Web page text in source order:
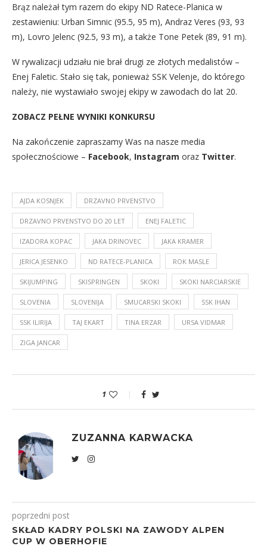
Brąz należał tym razem do ekipy ND Ratece-Planica w
zestawieniu: Urban Simnic (95.5, 95 m), Andraz Veres (93, 93
m), Lovro Jelenc (92.5, 93 m), a także Tone Petek (89, 91 m).
W rywalizacji udziału nie brał drugi ze złotych medalistów –
Enej Faletic. Stało się tak, ponieważ SSK Velenje, do którego
należy, nie wystawiało swojej ekipy w zawodach do lat 20.
ZOBACZ PEŁNE WYNIKI KONKURSU
Na zakończenie zapraszamy Was na nasze media
społecznościowe – Facebook, Instagram oraz Twitter.
AJDA KOSNJEK DRZAVNO PRVENSTVO
DRZAVNO PRVENSTVO DO 20 LET ENEJ FALETIC
IZADORA KOPAC JAKA DRINOVEC JAKA KRAMER
JERICA JESENKO ND RATECE-PLANICA ROK MASLE
SKIJUMPING SKISPRINGEN SKOKI SKOKI NARCIARSKIE
SLOVENIA SLOVENIJA SMUCARSKI SKOKI SSK IHAN
SSK ILIRIJA TAJ EKART TINA ERZAR URSA VIDMAR
ZIGA JANCAR
1
ZUZANNA KARWACKA
poprzedni post
SKŁAD KADRY POLSKI NA ZAWODY ALPEN
CUP W OBERHOFIE